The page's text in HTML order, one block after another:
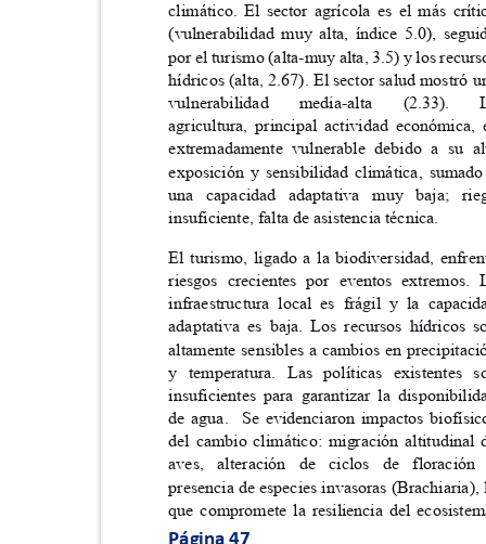
climático. El sector agrícola es el más
(vulnerabilidad muy alta, índice 5.0),
por el turismo (alta-muy alta, 3.5) y los
hídricos (alta, 2.67). El sector salud mostró
vulnerabilidad
media-alta (2.33).
agricultura, principal actividad
extremadamente vulnerable debido a
exposición y sensibilidad climática,
una capacidad adaptativa muy baja;
insuficiente, falta de asistencia técnica.
El turismo, ligado a la biodiversidad,
riesgos crecientes por eventos
infraestructura local es frágil y la
adaptativa es baja. Los recursos hídricos
altamente sensibles a cambios en
y temperatura. Las políticas
insuficientes para garantizar la
de agua. Se evidenciaron impactos
del cambio climático: migración
aves, alteración de ciclos de
presencia de especies invasoras
que compromete la resiliencia del